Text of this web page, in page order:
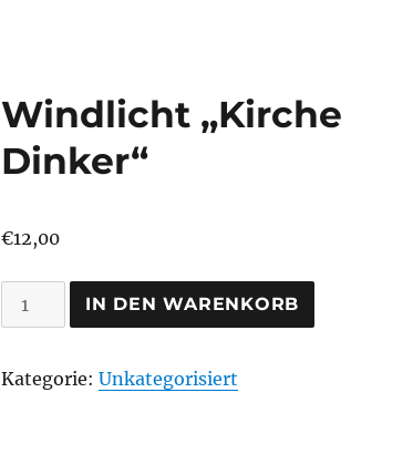
Windlicht „Kirche
Dinker“
€12,00
Windlicht
„Kirche
Menge
IN DEN WARENKORB
Kategorie:Unkategorisiert